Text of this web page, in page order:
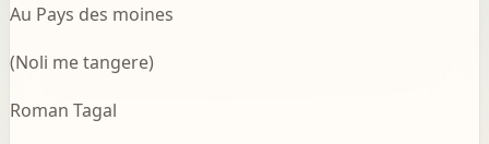
Au Pays des moines
(Noli me tangere)
Roman Tagal